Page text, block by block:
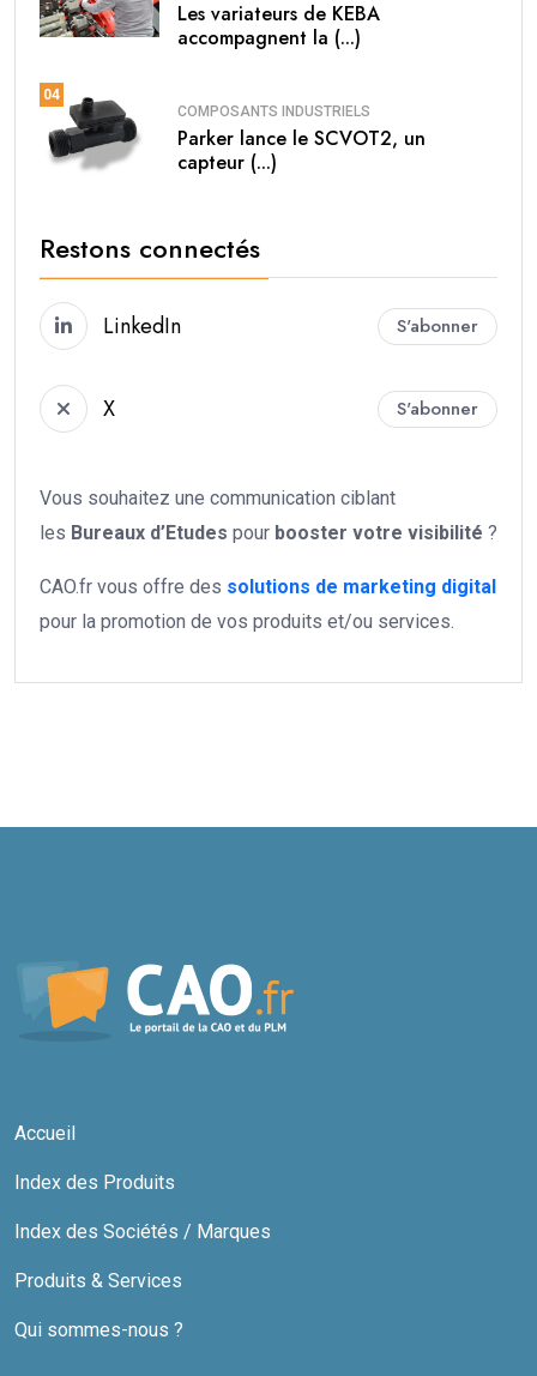
Les variateurs de KEBA
accompagnent la (...)
04
COMPOSANTS INDUSTRIELS
Parker lance le SCVOT2, un
capteur (...)
Restons connectés
LinkedIn S'abonner
X S'abonner
Vous souhaitez une communication ciblant
les Bureaux d’Etudes pour booster votre visibilité ?
CAO.fr vous offre des solutions de marketing digital
pour la promotion de vos produits et/ou services.
Accueil
Index des Produits
Index des Sociétés / Marques
Produits & Services
Qui sommes-nous ?